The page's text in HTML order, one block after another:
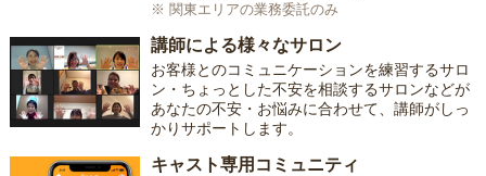
※ 関東エリアの業務委託のみ
講師による様々なサロン
お客様とのコミュニケーションを練習するサロ
ン・ちょっとした不安を相談するサロンなどが
あなたの不安・お悩みに合わせて、講師がしっ
かりサポートします。
キャスト専用コミュニティ